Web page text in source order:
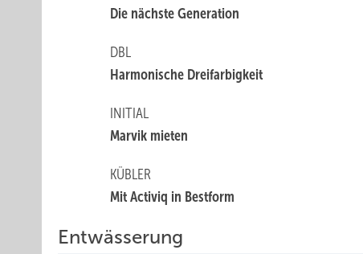
Die nächste Generation
DBL
Harmonische Dreifarbigkeit
INITIAL
Marvik mieten
KÜBLER
Mit Activiq in Bestform
Entwässerung